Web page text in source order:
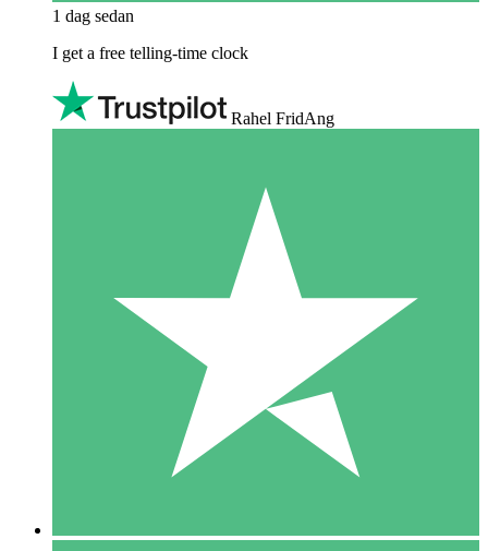
1 dag sedan
I get a free telling-time clock
Rahel FridAng